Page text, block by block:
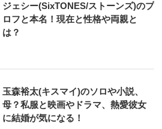
ジェシー(SixTONES/ストーンズ)のプ
ロフと本名！現在と性格や両親と
は？
玉森裕太(キスマイ)のソロや小説、
母？私服と映画やドラマ、熱愛彼女
に結婚が気になる！